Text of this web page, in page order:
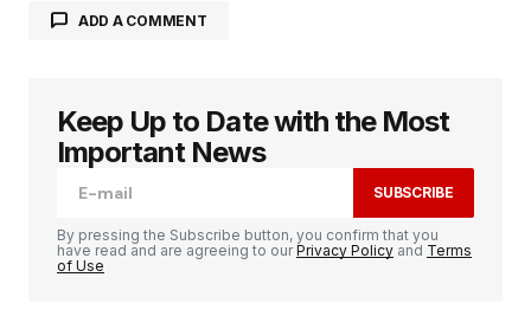
ADD A COMMENT
Votre adresse e-mail ne sera pas publiée. Les
champs obligatoires sont indiqués avec
Keep Up to Date with the Most
Important News
SUBSCRIBE
By pressing the Subscribe button, you confirm that you
have read and are agreeing to ourPrivacy Policy and Terms
of Use